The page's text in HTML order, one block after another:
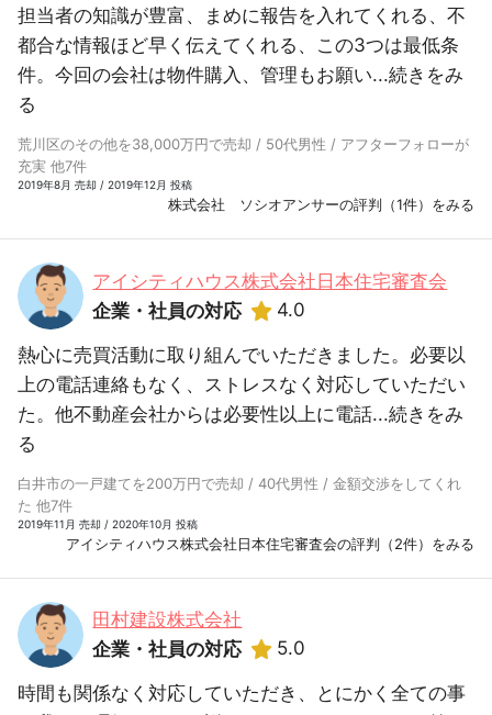
担当者の知識が豊富、まめに報告を入れてくれる、不
都合な情報ほど早く伝えてくれる、この3つは最低条
件。今回の会社は物件購入、管理もお願い...続きをみ
る
荒川区のその他を38,000万円で売却 / 50代男性 / アフターフォローが
充実 他7件
2019年8月 売却 / 2019年12月 投稿
株式会社 ソシオアンサーの評判（1件）をみる
アイシティハウス株式会社日本住宅審査会
企業・社員の対応
4.0
熱心に売買活動に取り組んでいただきました。必要以
上の電話連絡もなく、ストレスなく対応していただい
た。他不動産会社からは必要性以上に電話...続きをみ
る
白井市の一戸建てを200万円で売却 / 40代男性 / 金額交渉をしてくれ
た 他7件
2019年11月 売却 / 2020年10月 投稿
アイシティハウス株式会社日本住宅審査会の評判（2件）をみる
田村建設株式会社
企業・社員の対応
5.0
時間も関係なく対応していただき、とにかく全ての事